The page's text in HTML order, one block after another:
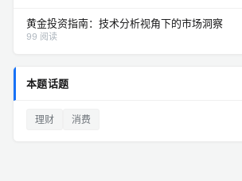
黄金投资指南：技术分析视角下的市场洞察
99 阅读
本题话题
理财 消费